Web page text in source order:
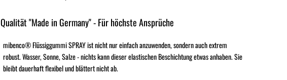
Qualität "Made in Germany" - Für höchste Ansprüche
mibenco® Flüssiggummi SPRAY ist nicht nur einfach anzuwenden, sondern auch extrem
robust. Wasser, Sonne, Salze - nichts kann dieser elastischen Beschichtung etwas anhaben. Sie
bleibt dauerhaft flexibel und blättert nicht ab.